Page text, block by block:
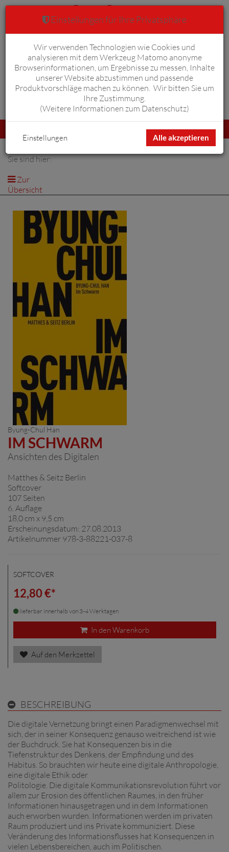
Anmelden Warenkorb 0
umschalten
Sie sind hier:
Zur
Übersicht
Byung-Chul Han
IM SCHWARM
Ansichten des Digitalen
Matthes & Seitz Berlin
Softcover
107 Seiten
6. Auflage
18,0 cm x 9,5 cm
Erscheinungsdatum: 27.08.2013
Artikelnummer 978-3-88221-037-8
SOFTCOVER
12,80 €*
lieferbar innerhalb von 3-4 Werktagen
In den Warenkorb
Auf den Merkzettel
BESCHREIBUNG
Die digitale Vernetzung bringt einen Paradigmenwechsel mit
sich, der in seiner Konsequenz genauso weitreichend ist wie
der Buchdruck. Sie hat Konsequenzen bis in die
Tiefenstruktur des Denkens, der Empfindung und des
Habitus. So brauchten wir heute eine digitale Anthropologie,
eine digitale Ethik oder
Politologie. Die digitale Kommunikationsrevolution führt vor
allem zur Erosion des öffentlichen Raumes, in den früher
Informationen hinausgetragen und in dem Informationen
auch erworben wurden. Informationen werden im privaten
Raum produziert und ins Private kommuniziert. Diese
Veränderung des Informationsflusses hat Konsequenzen in
vielen Lebensbereichen, auch im Politischen.
Einstellungen für Ihre Privatsphäre
Wir verwenden Technologien wie Cookies und
analysieren mit dem Werkzeug Matomo anonyme
Browserinformationen, um Ergebnisse zu messen, Inhalte
unserer Website abzustimmen und passende
Produktvorschläge machen zu können. Wir bitten Sie um
Ihre Zustimmung.
(Weitere Informationen zum Datenschutz)
Alle akzeptieren
Einstellungen